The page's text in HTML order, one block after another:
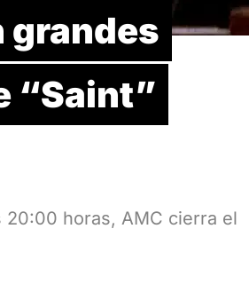
grandes
“Saint”
20:00 horas, AMC cierra el